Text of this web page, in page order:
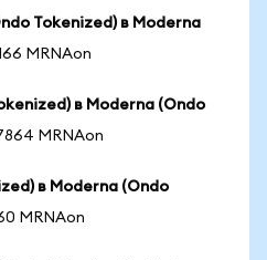
Tokenized) в Moderna
MRNAon
в Moderna (Ondo
MRNAon
в Moderna (Ondo
MRNAon